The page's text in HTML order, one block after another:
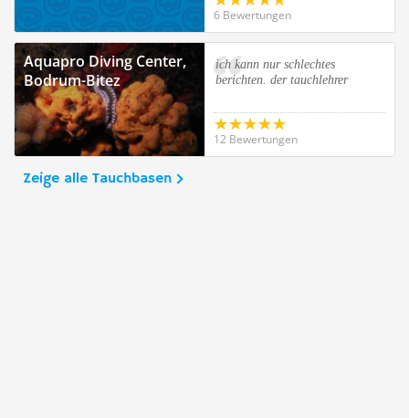
6 Bewertungen
Aquapro Diving Center,
Bodrum-Bitez
ich kann nur schlechtes
berichten. der tauchlehrer
12 Bewertungen
Zeige alle Tauchbasen